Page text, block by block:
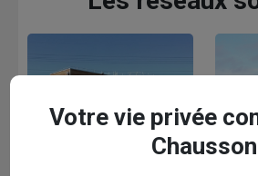
Votre vie privée
Chausson